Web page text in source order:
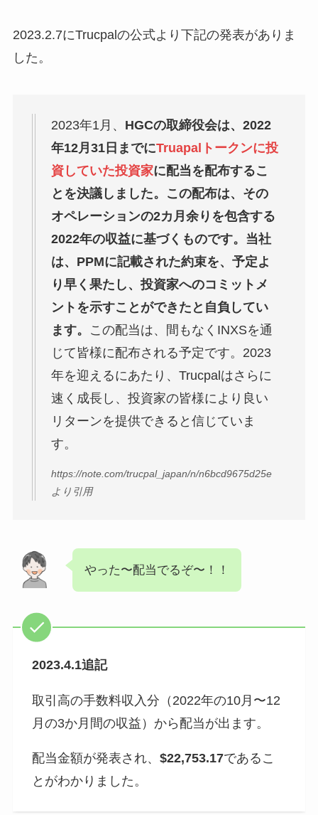
2023.2.7にTrucpalの公式より下記の発表がありま
した。
2023年1月、 HGCの取締役会は、2022
年12月31日までにTruapalトークンに投
資していた投資家に配当を配布するこ
とを決議しました。この配布は、その
オペレーションの2カ月余りを包含する
2022年の収益に基づくものです。当社
は、PPMに記載された約束を、予定よ
り早く果たし、投資家へのコミットメ
ントを示すことができたと自負してい
ます。
この配当は、間もなくINXSを通
じて皆様に配布される予定です。2023
年を迎えるにあたり、Trucpalはさらに
速く成長し、投資家の皆様により良い
リターンを提供できると信じていま
す。
https://note.com/trucpal_japan/n/n6bcd9675d25e
より引用
やった〜配当でるぞ〜！！
2023.4.1追記
取引高の手数料収入分（2022年の10月〜12
月の3か月間の収益）から配当が出ます。
配当金額が発表され、 $22,753.17であるこ
とがわかりました。